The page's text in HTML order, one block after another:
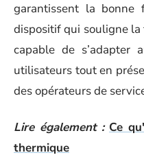
garantissent la bonne
dispositif qui souligne
capable de s’adapter
utilisateurs tout en
des opérateurs de
Lire également : Ce
thermique